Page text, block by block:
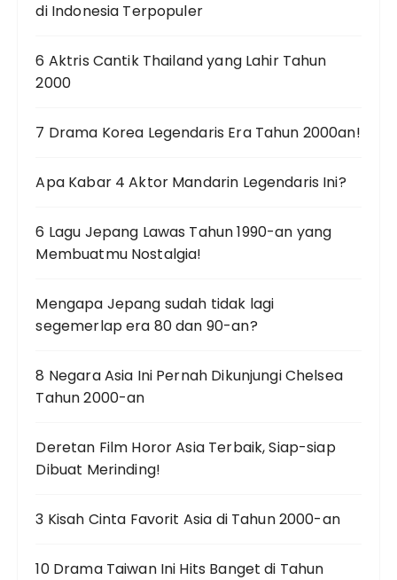
di Indonesia Terpopuler
6 Aktris Cantik Thailand yang Lahir Tahun
2000
7 Drama Korea Legendaris Era Tahun 2000an!
Apa Kabar 4 Aktor Mandarin Legendaris Ini?
6 Lagu Jepang Lawas Tahun 1990-an yang
Membuatmu Nostalgia!
Mengapa Jepang sudah tidak lagi
segemerlap era 80 dan 90-an?
8 Negara Asia Ini Pernah Dikunjungi Chelsea
Tahun 2000-an
Deretan Film Horor Asia Terbaik, Siap-siap
Dibuat Merinding!
3 Kisah Cinta Favorit Asia di Tahun 2000-an
10 Drama Taiwan Ini Hits Banget di Tahun